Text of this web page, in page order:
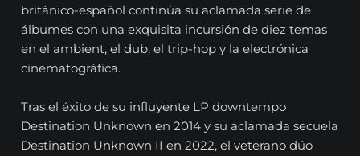
británico-español continúa su aclamada serie de
álbumes con una exquisita incursión de diez temas
en el ambient, el dub, el trip-hop y la electrónica
cinematográfica.
Tras el éxito de su influyente LP downtempo
Destination Unknown en 2014 y su aclamada secuela
Destination Unknown II en 2022, el veterano dúo